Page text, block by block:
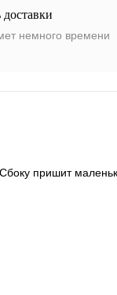
немного времени
пришит